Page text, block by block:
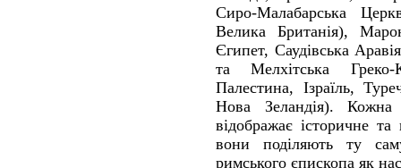
Сиро-Малабарська
Велика Британія),
Єгипет, Саудівська
та Мелхітська
Палестина, Ізраїль,
Нова Зеландія).
відображає історичне та
вони поділяють ту
римського єпископа як